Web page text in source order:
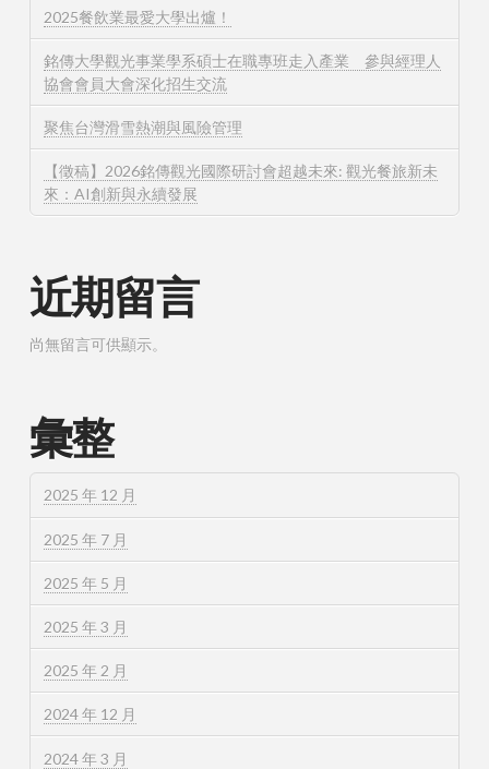
2025餐飲業最愛大學出爐！
銘傳大學觀光事業學系碩士在職專班走入產業 參與經理人
協會會員大會深化招生交流
聚焦台灣滑雪熱潮與風險管理
【徵稿】2026銘傳觀光國際研討會超越未來: 觀光餐旅新未
來：AI創新與永續發展
近期留言
尚無留言可供顯示。
彙整
2025 年 12 月
2025 年 7 月
2025 年 5 月
2025 年 3 月
2025 年 2 月
2024 年 12 月
2024 年 3 月